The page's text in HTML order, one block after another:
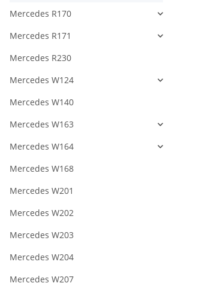
Mercedes R170
Mercedes R171
Mercedes R230
Mercedes W124
Mercedes W140
Mercedes W163
Mercedes W164
Mercedes W168
Mercedes W201
Mercedes W202
Mercedes W203
Mercedes W204
Mercedes W207